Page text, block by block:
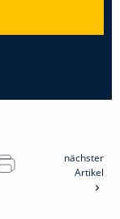
nächster
Artikel